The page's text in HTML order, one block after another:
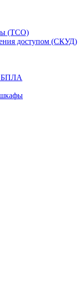
(ТСО)
доступом (СКУД)
БПЛА